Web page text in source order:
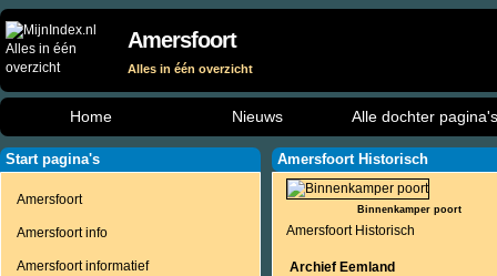
Amersfoort
Alles in één overzicht
Home Nieuws Alle dochter pagina's
Start pagina's
Amersfoort
Amersfoort info
Amersfoort informatief
Amersfoort Historisch
Binnenkamper poort
Amersfoort Historisch
Archief Eemland